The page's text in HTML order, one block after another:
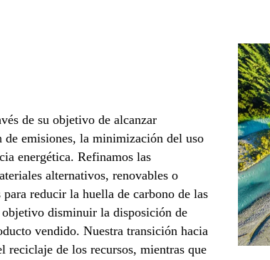
de su objetivo de alcanzar
de emisiones, la minimización del uso
energética. Refinamos las
alternativos, renovables o
reducir la huella de carbono de las
disminuir la disposición de
vendido. Nuestra transición hacia
de los recursos, mientras que